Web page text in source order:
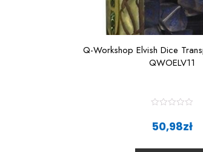
Q-Workshop Elvish Dice
QWOELV11
t
0
50,98zł